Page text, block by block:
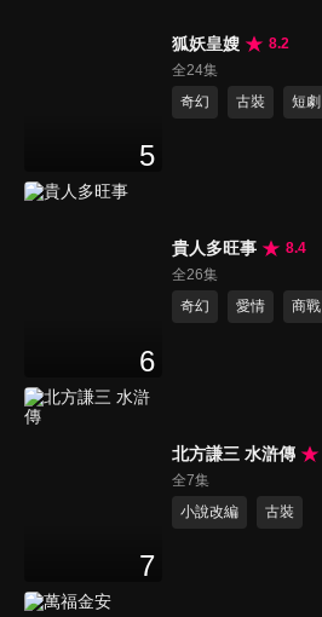
5
狐妖皇嫂
8.2
全24集
奇幻
古裝 短劇
6
貴人多旺事
8.4
全26集
奇幻
愛情 商戰
7
北方謙三 水滸傳
全7集
小說改編
古裝